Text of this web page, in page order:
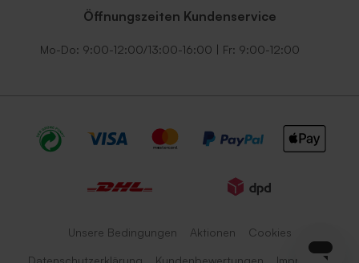
Öffnungszeiten Kundenservice
Mo-Do: 9:00-12:00/13:00-16:00 | Fr: 9:00-12:00
Unsere Bedingungen Aktionen Cookies